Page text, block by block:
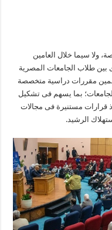
ولا سيما خلال العامين
بين طلاب الجامعات المصرية
مقررات دراسية متخصصة
بما يسهم فى تشكيل
قرارات مستنيرة فى مجالات
الرشيد.